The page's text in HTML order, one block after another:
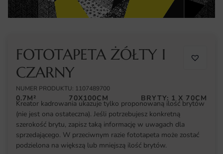
FOTOTAPETA ŻÓŁTY I
CZARNY
NUMER PRODUKTU: 1107489700
0.7M² 70X100CM BRYTY: 1 X 70CM
Kreator kadrowania ukazuje tylko proponowaną ilość brytów
(nie jest ona ostateczna). Jeśli potrzebujesz konkretną
szerokość brytu, zapisz taką informację w uwagach dla
sprzedającego. W przeciwnym razie fototapeta może zostać
podzielona na większą lub mniejszą ilość brytów.